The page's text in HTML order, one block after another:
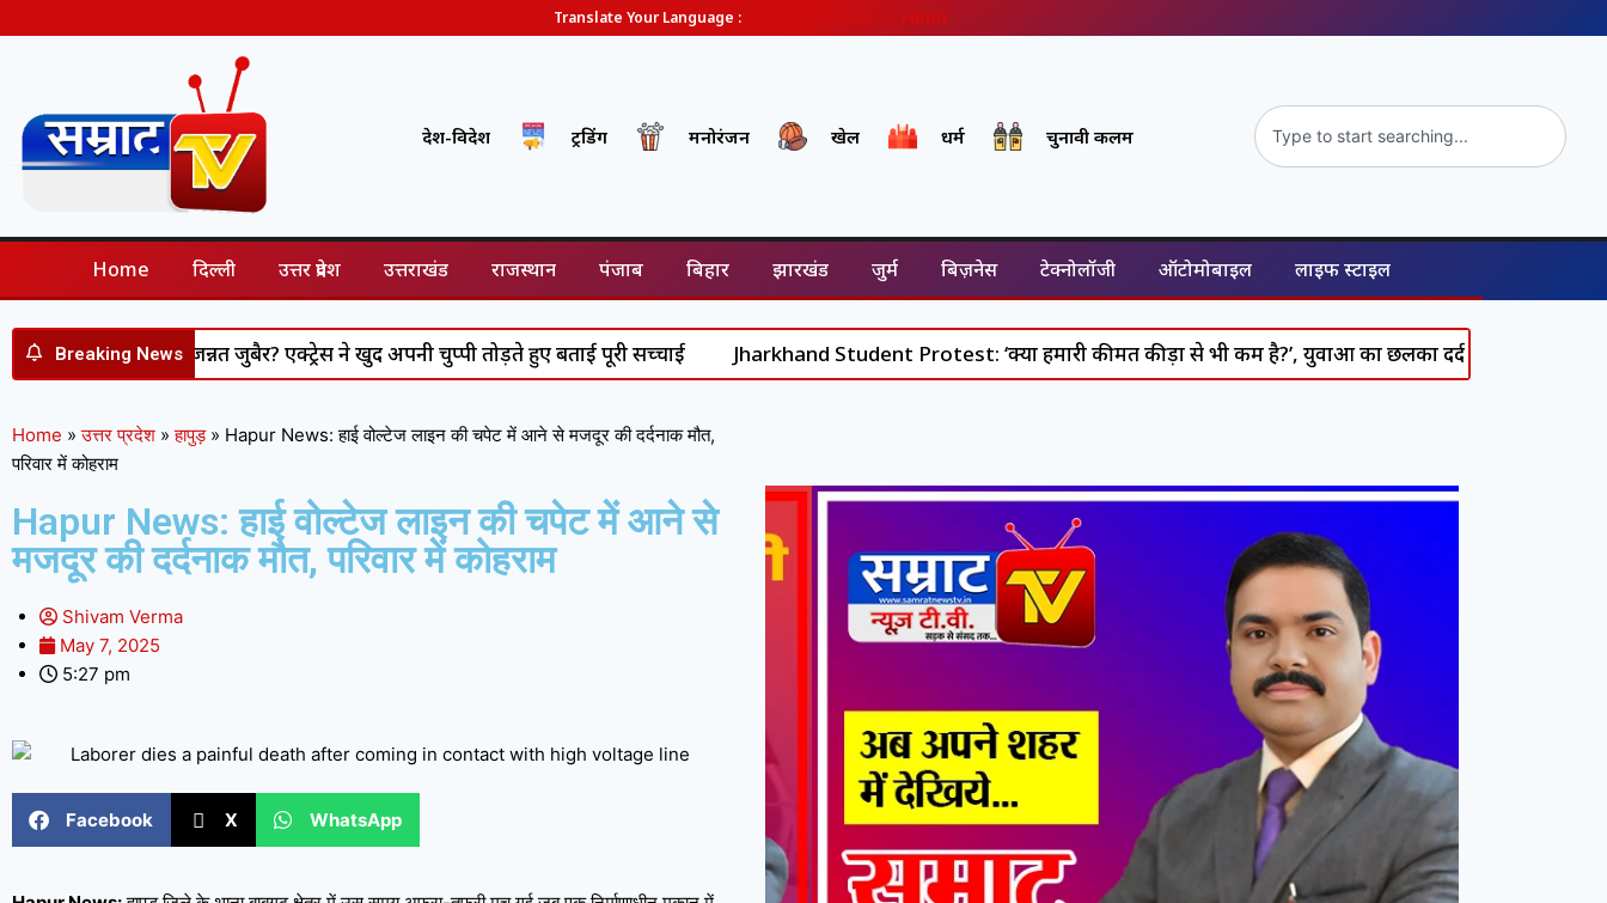
Translate Your Language : Hindi
देश-विदेश ट्रेंडिंग मनोरंजन खेल धर्म चुनावी कलम
Home दिल्ली उत्तर प्रदेश उत्तराखंड राजस्थान पंजाब बिहार झारखंड जुर्म बिज़नेस टेक्नोलॉजी ऑटोमोबाइल लाइफ स्टाइल
Breaking News
नजर आएंगी जन्नत जुबैर? एक्ट्रेस ने खुद अपनी चुप्पी तोड़ते हुए बताई पूरी सच्चाई Jharkhand Student Protest: ‘क्या हमारी कीमत कीड़ों से भी कम है?’, युवाओं का छलका दर्द और सरकार से तीखे सवाल
Home » उत्तर प्रदेश » हापुड़ » Hapur News: हाई वोल्टेज लाइन की चपेट में आने से मजदूर की दर्दनाक मौत,
परिवार में कोहराम
Hapur News: हाई वोल्टेज लाइन की चपेट में आने से
मजदूर की दर्दनाक मौत, परिवार में कोहराम
Shivam Verma
May 7, 2025
5:27 pm
Facebook X WhatsApp